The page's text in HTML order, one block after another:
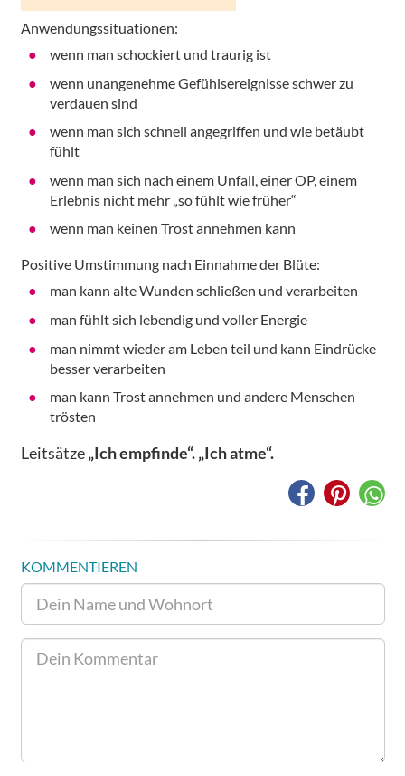
Anwendungssituationen:
wenn man schockiert und traurig ist
wenn unangenehme Gefühlsereignisse schwer zu
verdauen sind
wenn man sich schnell angegriffen und wie betäubt
fühlt
wenn man sich nach einem Unfall, einer OP, einem
Erlebnis nicht mehr „so fühlt wie früher“
wenn man keinen Trost annehmen kann
Positive Umstimmung nach Einnahme der Blüte:
man kann alte Wunden schließen und verarbeiten
man fühlt sich lebendig und voller Energie
man nimmt wieder am Leben teil und kann Eindrücke
besser verarbeiten
man kann Trost annehmen und andere Menschen
trösten
Leitsätze„Ich empfinde“.„Ich atme“.
KOMMENTIEREN